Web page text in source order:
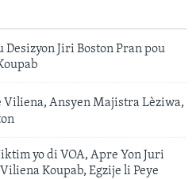
Desizyon Jiri Boston Pran pou
Viliena, Ansyen Majistra Lèziwa,
yo di VOA, Apre Yon Juri
Koupab, Egzije li Peye